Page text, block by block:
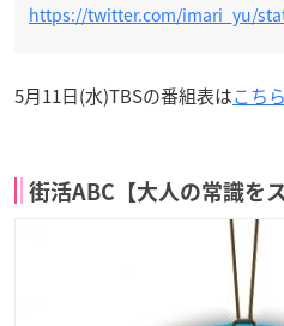
https://twitter.com/imari_yu/
5月11日(水)TBSの番組表はこちら
街活ABC【大人の常識を